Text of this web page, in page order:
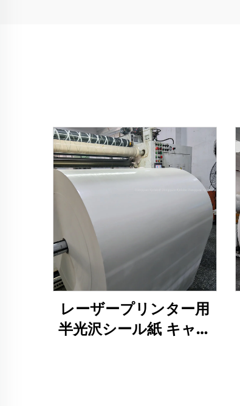
レーザープリンター用
半光沢シール紙 キャス